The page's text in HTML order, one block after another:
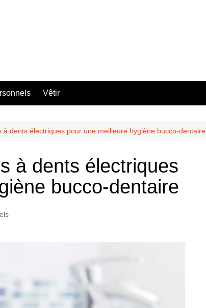
Vêtir
à dents électriques pour une meilleure hygiène bucco-dentaire
à dents électriques
bucco-dentaire